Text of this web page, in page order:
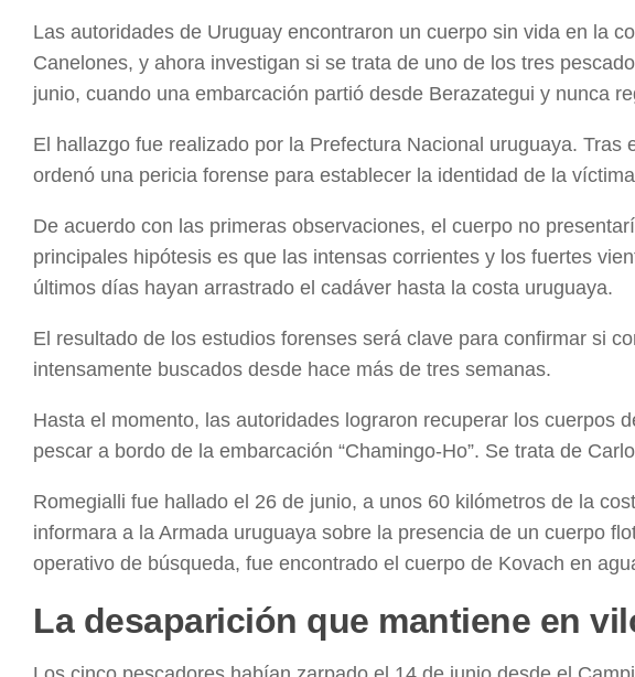
Las autoridades de Uruguay encontraron un cuerpo sin vida en la
Canelones, y ahora investigan si se trata de uno de los tres
junio, cuando una embarcación partió desde Berazategui y nunca
El hallazgo fue realizado por la Prefectura Nacional uruguaya.
ordenó una pericia forense para establecer la identidad de la
De acuerdo con las primeras observaciones, el cuerpo no
principales hipótesis es que las intensas corrientes y los fuertes
últimos días hayan arrastrado el cadáver hasta la costa uruguaya.
El resultado de los estudios forenses será clave para confirmar si
intensamente buscados desde hace más de tres semanas.
Hasta el momento, las autoridades lograron recuperar los cuerpos
pescar a bordo de la embarcación “Chamingo-Ho”. Se trata de
Romegialli fue hallado el 26 de junio, a unos 60 kilómetros de la
informara a la Armada uruguaya sobre la presencia de un cuerpo
operativo de búsqueda, fue encontrado el cuerpo de Kovach en
La desaparición que mantiene en